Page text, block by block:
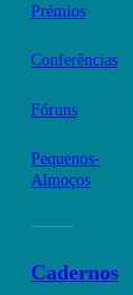
Prémios
Conferências
Fóruns
Pequenos-
Almoços
Cadernos